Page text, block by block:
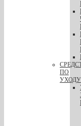
ПО
УХОДУ